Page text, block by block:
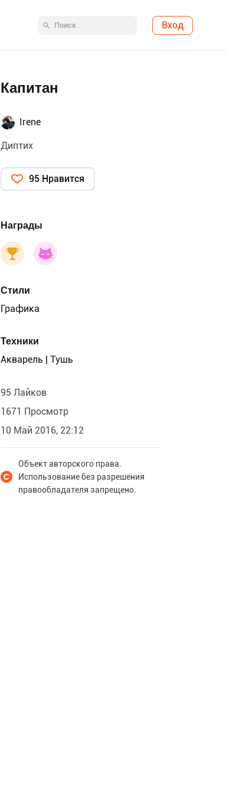
Вход
Капитан
Irene
Диптих
95 Нравится
Награды
Стили
Графика
Техники
Акварель | Тушь
95 Лайков
1671 Просмотр
10 Май 2016, 22:12
Объект авторского права.
Использование без разрешения
правообладателя запрещено.